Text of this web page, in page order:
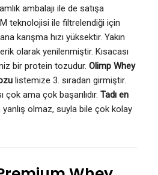
ambalajı ile de satışa
teknolojisi ile filtrelendiği için
karışma hızı yüksektir. Yakın
olarak yenilenmiştir. Kısacası
bir protein tozudur. Olimp Whey
listemize 3. sıradan girmiştir.
ama çok başarılıdır. Tadı en
olmaz, suyla bile çok kolay